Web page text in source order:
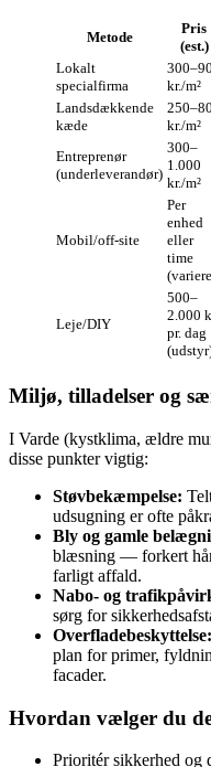
Metode
Pris
(est.)
Lokalt
specialfirma
kr./m²
Landsdækkende
kæde
kr./m²
Entreprenør
(underleverandør)
300–
1.000
kr./m²
Mobil/off‑site
Per
enhed
eller
time
Leje/DIY
500–
2.000
pr. dag
Miljø, tilladelser og
I Varde (kystklima, ældre
disse punkter vigtig:
Støvbekæmpelse:
udsugning er ofte
Bly og gamle
blæsning — forkert
farligt affald.
Nabo- og
sørg for
Overfladebeskyttelse:
plan for primer,
facader.
Hvordan vælger du
Prioritér sikkerhed og